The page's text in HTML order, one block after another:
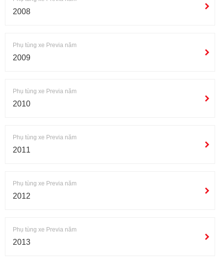
2008
Phụ tùng xe Previa năm
2009
Phụ tùng xe Previa năm
2010
Phụ tùng xe Previa năm
2011
Phụ tùng xe Previa năm
2012
Phụ tùng xe Previa năm
2013